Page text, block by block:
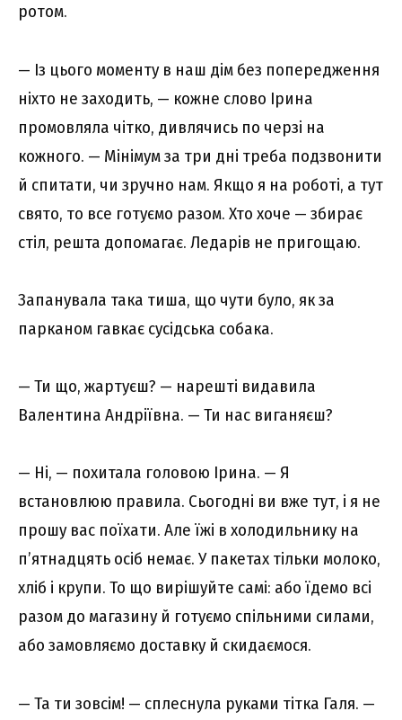
ротом.
— Із цього моменту в наш дім без попередження
ніхто не заходить, — кожне слово Ірина
промовляла чітко, дивлячись по черзі на
кожного. — Мінімум за три дні треба подзвонити
й спитати, чи зручно нам. Якщо я на роботі, а тут
свято, то все готуємо разом. Хто хоче — збирає
стіл, решта допомагає. Ледарів не пригощаю.
Запанувала така тиша, що чути було, як за
парканом гавкає сусідська собака.
— Ти що, жартуєш? — нарешті видавила
Валентина Андріївна. — Ти нас виганяєш?
— Ні, — похитала головою Ірина. — Я
встановлюю правила. Сьогодні ви вже тут, і я не
прошу вас поїхати. Але їжі в холодильнику на
п’ятнадцять осіб немає. У пакетах тільки молоко,
хліб і крупи. То що вирішуйте самі: або їдемо всі
разом до магазину й готуємо спільними силами,
або замовляємо доставку й скидаємося.
— Та ти зовсім! — сплеснула руками тітка Галя. —